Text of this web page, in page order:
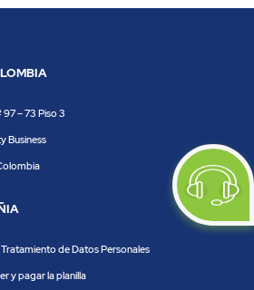
97 – 73 Piso 3
Business
de Datos Personales
y pagar la planilla